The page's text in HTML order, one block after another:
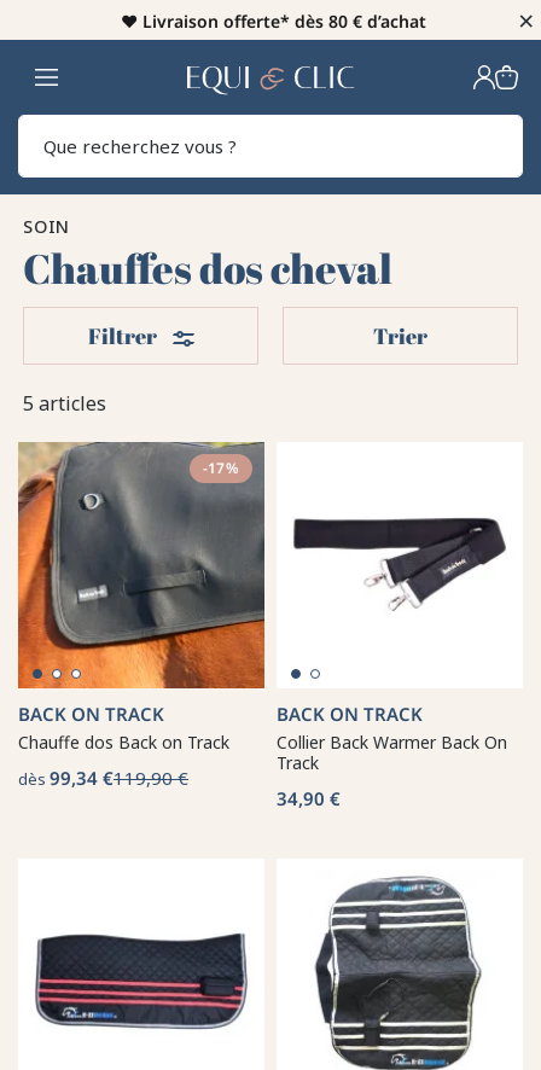
♥️ Livraison offerte* dès 80 € d’achat ×
Home
SOIN
Chauffes dos cheval
5 articles
Filtrer Filters Trier
-17%
BACK ON TRACK
Chauffe dos Back on Track
dès 99,34 €119,90 €
BACK ON TRACK
Collier Back Warmer Back On
Track
34,90 €